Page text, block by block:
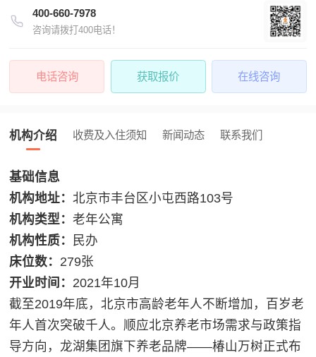
400-660-7978
咨询请拨打400电话！
电话咨询 获取报价 在线咨询
机构介绍 收费及入住须知 新闻动态 联系我们
基础信息
机构地址：北京市丰台区小屯西路103号
机构类型：老年公寓
机构性质：
民办
床位数： 279张
开业时间： 2021年10月‌‌
截至2019年底，北京市高龄老年人不断增加，百岁老
年人首次突破千人。顺应北京养老市场需求与政策指
导方向，龙湖集团旗下养老品牌——椿山万树正式布